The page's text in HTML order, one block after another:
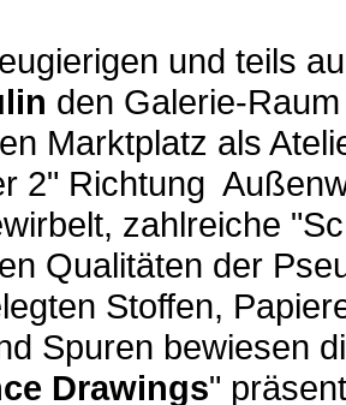
und teils
den Galerie-
Marktplatz als
2" Richtung
zahlreiche
Qualitäten der
Stoffen,
Spuren bewiesen
Drawings"